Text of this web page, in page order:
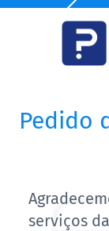
Pedido
serviços